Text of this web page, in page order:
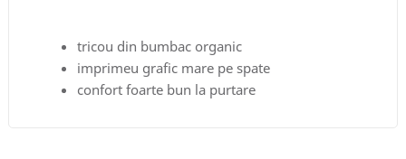
tricou din bumbac organic
imprimeu grafic mare pe spate
confort foarte bun la purtare